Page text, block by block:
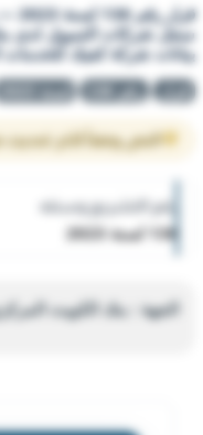
سجل شركات التمويل لدى
بيانات شركة كفيك للخدمات
قرار رقم 136 لسنة 2023
النص وفقاً لآخر تحديث في 05 أغسطس
رقم التشريع وسنته
136 لسنة 2023
الجهة : بنك الكويت